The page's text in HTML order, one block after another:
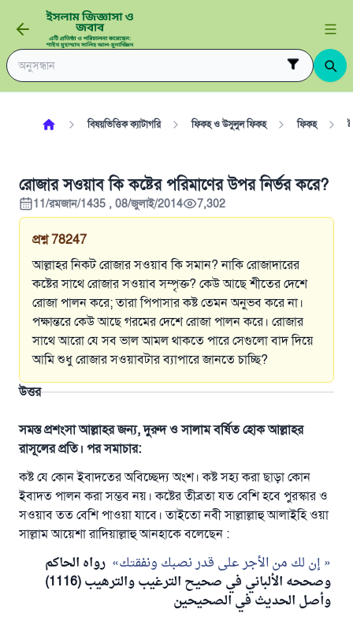
বিষয়ভিত্তিক ক্যাটাগরি ফিকহ ও উসুলুল ফিকহ ফিকহ
রোজার সওয়াব কি কষ্টের পরিমাণের উপর নির্ভর করে?
11/রমজান/1435 , 08/জুলাই/2014 7,302
প্রশ্ন 78247
আল্লাহর নিকট রোজার সওয়াব কি সমান? নাকি রোজাদারের
কষ্টের সাথে রোজার সওয়াব সম্পৃক্ত? কেউ আছে শীতের দেশে
রোজা পালন করে; তারা পিপাসার কষ্ট তেমন অনুভব করে না।
পক্ষান্তরে কেউ আছে গরমের দেশে রোজা পালন করে। রোজার
সাথে আরো যে সব ভাল আমল থাকতে পারে সেগুলো বাদ দিয়ে
আমি শুধু রোজার সওয়াবটার ব্যাপারে জানতে চাচ্ছি?
উত্তর
সমস্ত প্রশংসা আল্লাহর জন্য, দুরুদ ও সালাম বর্ষিত হোক আল্লাহর
রাসূলের প্রতি। পর সমাচার:
কষ্ট যে কোন ইবাদতের অবিচ্ছেদ্য অংশ। কষ্ট সহ্য করা ছাড়া কোন
ইবাদত পালন করা সম্ভব নয়। কষ্টের তীব্রতা যত বেশি হবে পুরস্কার ও
সওয়াব তত বেশি পাওয়া যাবে। তাইতো নবী সাল্লাল্লাহু আলাইহি ওয়া
সাল্লাম আয়েশা রাদিয়াল্লাহু আনহাকে বলেছেন :
إن لك من الأجر على قدر نصبك ونفقتك
رواه الحاكم
وصححه الألباني في صحيح الترغيب والترهيب (1116)
وأصل الحديث في الصحيحين